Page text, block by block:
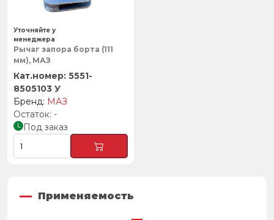
Рычаг запора борта (111
мм), МАЗ
5551-
8505103 У
МАЗ
-
Под заказ
Уточняйте у
менеджера
Применяемость